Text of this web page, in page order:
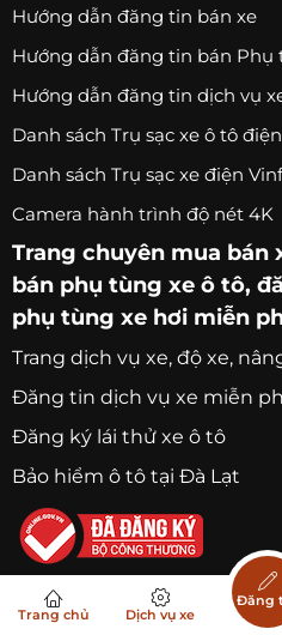
Hướng dẫn đăng tin bán xe
Hướng dẫn đăng tin bán Phụ
Hướng dẫn đăng tin dịch vụ
Danh sách Trụ sạc xe ô tô điện
Danh sách Trụ sạc xe điện
Camera hành trình độ nét 4K
Trang chuyên mua bán
bán phụ tùng xe ô tô,
phụ tùng xe hơi miễn
Trang dịch vụ xe, độ xe,
Đăng tin dịch vụ xe miễn
Đăng ký lái thử xe ô tô
Bảo hiểm ô tô tại Đà Lạt
© CopyrightXe5s.vn All
Trang chủ Dịch vụ xe
Đăng